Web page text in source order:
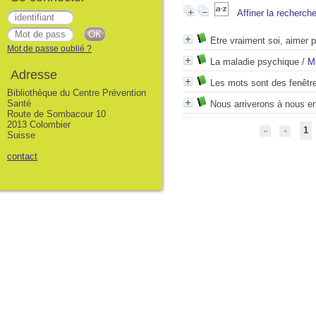
Affiner la recherche
Etre vraiment soi, aimer
La maladie psychique /
Les mots sont des
Nous arriverons à nous
1
Mot de passe oublié ?
Adresse
Bibliothèque du Centre Prévention
Santé
Route de Sombacour 10
2013 Colombier
Suisse
contact